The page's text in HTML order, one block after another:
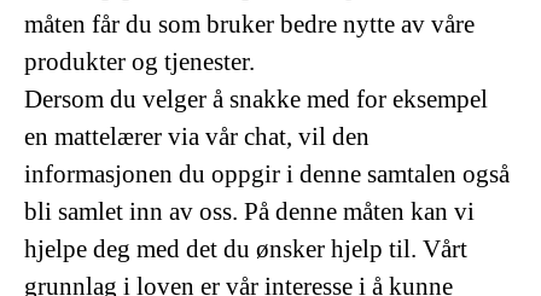
måten får du som bruker bedre nytte av våre
produkter og tjenester.
Dersom du velger å snakke med for eksempel
en mattelærer via vår chat, vil den
informasjonen du oppgir i denne samtalen også
bli samlet inn av oss. På denne måten kan vi
hjelpe deg med det du ønsker hjelp til. Vårt
grunnlag i loven er vår interesse i å kunne